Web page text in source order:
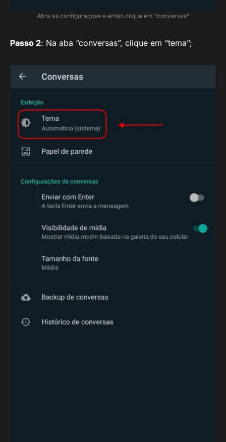
Abra as configurações e então clique em “conversas”
Passo 2: Na aba “conversas”, clique em “tema”;